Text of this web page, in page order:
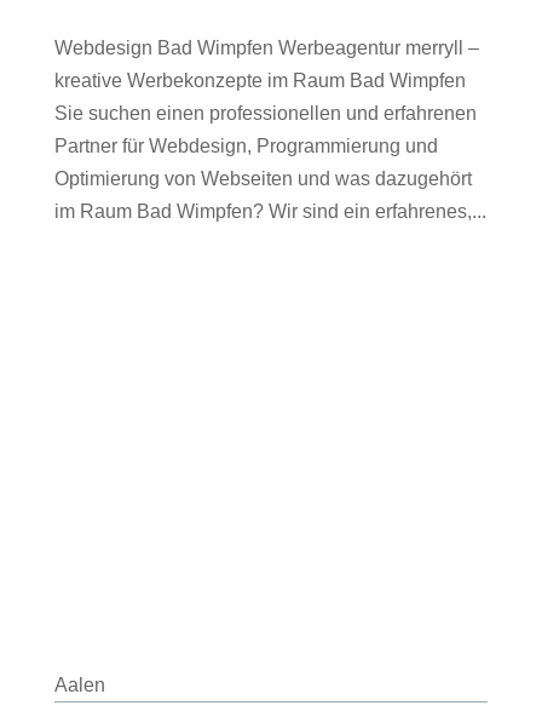
Webdesign Bad Wimpfen Werbeagentur merryll –
kreative Werbekonzepte im Raum Bad Wimpfen
Sie suchen einen professionellen und erfahrenen
Partner für Webdesign, Programmierung und
Optimierung von Webseiten und was dazugehört
im Raum Bad Wimpfen? Wir sind ein erfahrenes,...
Aalen